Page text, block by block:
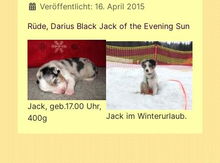
Veröffentlicht: 16. April 2015
Rüde, Darius Black Jack of the Evening Sun
Jack, geb.17.00 Uhr,
400g
Jack im Winterurlaub.